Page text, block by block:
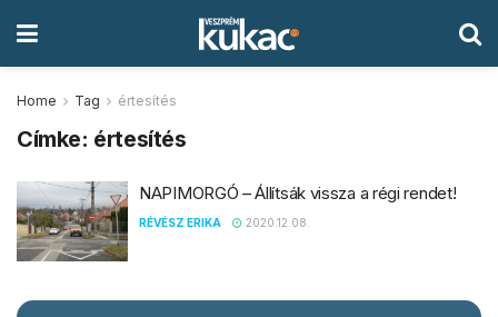
Home Tag értesítés
Címke: értesítés
NAPIMORGÓ – Állítsák vissza a régi rendet!
RÉVÉSZ ERIKA 2020.12.08.